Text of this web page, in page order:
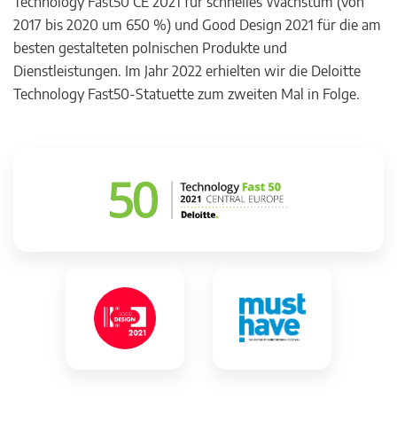
2017 bis 2020 um 650 %) und Good Design 2021 für die am
besten gestalteten polnischen Produkte und
Dienstleistungen. Im Jahr 2022 erhielten wir die Deloitte
Technology Fast50-Statuette zum zweiten Mal in Folge.